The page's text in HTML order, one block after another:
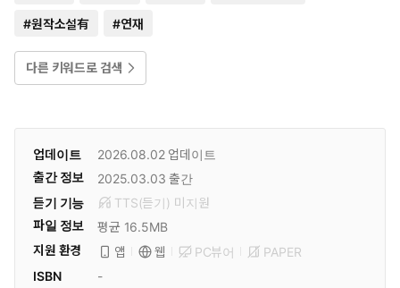
#원작소설有 #연재
다른 키워드로 검색
업데이트 2026.08.02업데이트
출간 정보
2025.03.03 출간
듣기 기능
TTS(듣기) 미 지원
파일 정보
평균 16.5MB
지원 환경
앱 웹 PC뷰어
PAPER
ISBN
-